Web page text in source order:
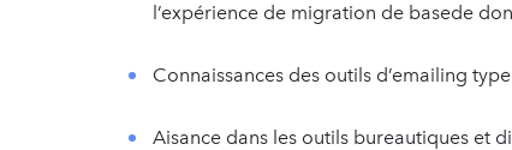
l’expérience de migration de basede
Connaissances des outils d’emailing
Aisance dans les outils bureautiques et